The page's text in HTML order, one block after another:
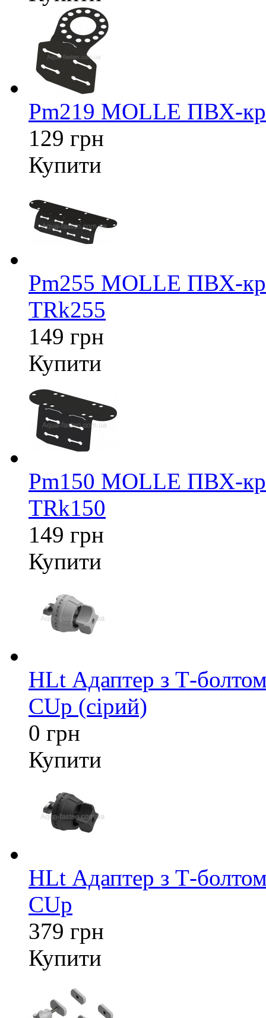
Pm219 MOLLE ПВХ-
129 грн
Купити
Pm255 MOLLE ПВХ-
TRk255
149 грн
Купити
Pm150 MOLLE ПВХ-
TRk150
149 грн
Купити
HLt Адаптер з Т-
CUp (сірий)
0 грн
Купити
HLt Адаптер з Т-
CUp
379 грн
Купити